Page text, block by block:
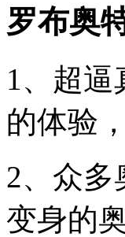
罗布奥
1、超
的体验
2、众多
变身的